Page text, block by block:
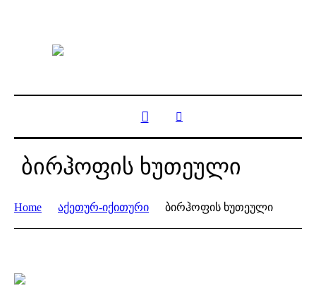
ბირჰოფის ხუთეული
Home აქეთურ-იქითური ბირჰოფის ხუთეული